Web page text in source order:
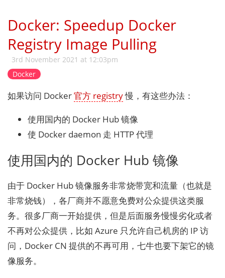
Docker: Speedup Docker
Registry Image Pulling
3rd November 2021 at 12:03pm
Docker
如果访问 Docker官方 registry慢，有这些办法：
使用国内的 Docker Hub 镜像
使 Docker daemon 走 HTTP 代理
使用国内的 Docker Hub 镜像
由于 Docker Hub 镜像服务非常烧带宽和流量（也就是
非常烧钱），各厂商并不愿意免费对公众提供这类服
务。很多厂商一开始提供，但是后面服务慢慢劣化或者
不再对公众提供，比如 Azure 只允许自己机房的 IP 访
问，Docker CN 提供的不再可用，七牛也要下架它的镜
像服务。